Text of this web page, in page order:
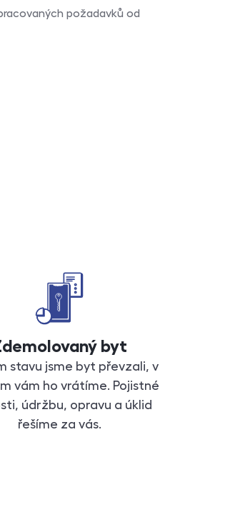
požadavků od
byt
stavu jsme byt převzali, v
vám ho vrátíme. Pojistné
údržbu, opravu a úklid
řešíme za vás.